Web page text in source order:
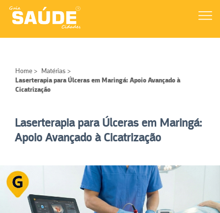
Home > Matérias >
Laserterapia para Úlceras em Maringá: Apoio Avançado à
Cicatrização
Laserterapia para Úlceras em Maringá:
Apoio Avançado à Cicatrização